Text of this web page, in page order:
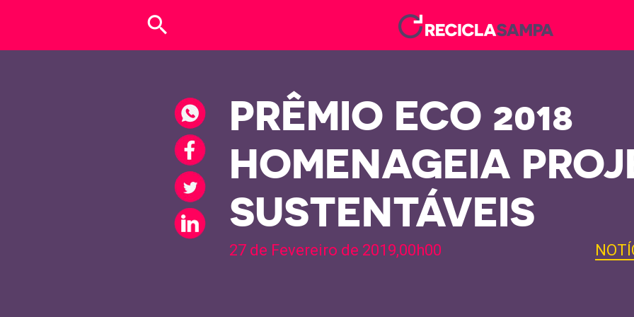
search
PRÊMIO ECO 2018
HOMENAGEIA
SUSTENTÁVEIS
27 de Fevereiro de 2019,00h00